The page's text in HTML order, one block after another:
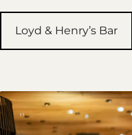
Loyd & Henry’s Bar